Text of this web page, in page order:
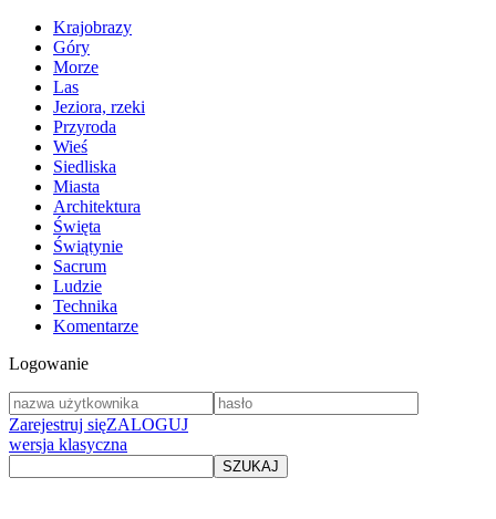
Krajobrazy
Góry
Morze
Las
Jeziora, rzeki
Przyroda
Wieś
Siedliska
Miasta
Architektura
Święta
Świątynie
Sacrum
Ludzie
Technika
Komentarze
Logowanie
Zarejestruj sięZALOGUJ
wersja klasyczna